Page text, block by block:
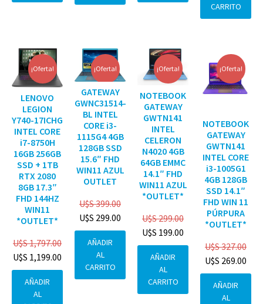
CARRITO
¡Oferta!
LENOVO
LEGION
Y740-17ICHG
INTEL CORE
i7-8750H
16GB 256GB
SSD + 1TB
RTX 2080
8GB 17.3″
FHD 144HZ
WIN11
*OUTLET*
U$S1,797.00
U$S 1,199.00
AÑADIR
AL
¡Oferta!
GATEWAY
GWNC31514-
BL INTEL
CORE i3-
1115G4 4GB
128GB SSD
15.6″ FHD
WIN11 AZUL
OUTLET
U$S399.00
U$S 299.00
AÑADIR
AL
CARRITO
¡Oferta!
NOTEBOOK
GATEWAY
GWTN141
INTEL
CELERON
N4020 4GB
64GB EMMC
14.1″ FHD
WIN11 AZUL
*OUTLET*
U$S299.00
U$S 199.00
AÑADIR
AL
CARRITO
¡Oferta!
NOTEBOOK
GATEWAY
GWTN141
INTEL CORE
i3-1005G1
4GB 128GB
SSD 14.1″
FHD WIN 11
PÚRPURA
*OUTLET*
U$S327.00
U$S 269.00
AÑADIR
AL